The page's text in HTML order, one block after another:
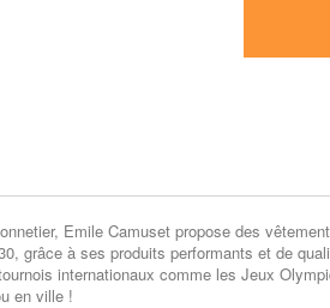
Emile Camuset propose des
grâce à ses produits performants et de
internationaux comme les Jeux
en ville !